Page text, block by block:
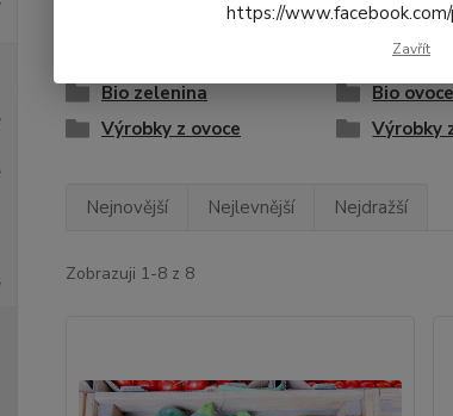
Ovoce a zelenina
Bio zelenina Bio ovoce
Výrobky z ovoce
Výrobky
Nejnovější Nejlevnější Nejdražší
Zobrazuji 1-8 z 8
https://
Zavřít